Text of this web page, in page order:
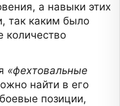
а навыки этих
так каким было
количество
«фехтовальные
найти в его
позиции,